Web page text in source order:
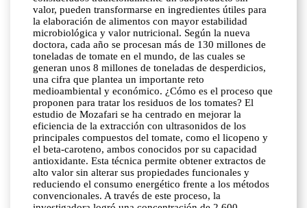
valor, pueden transformarse en ingredientes útiles para
la elaboración de alimentos con mayor estabilidad
microbiológica y valor nutricional. Según la nueva
doctora, cada año se procesan más de 130 millones de
toneladas de tomate en el mundo, de las cuales se
generan unos 8 millones de toneladas de desperdicios,
una cifra que plantea un importante reto
medioambiental y económico. ¿Cómo es el proceso que
proponen para tratar los residuos de los tomates? El
estudio de Mozafari se ha centrado en mejorar la
eficiencia de la extracción con ultrasonidos de los
principales compuestos del tomate, como el licopeno y
el beta-caroteno, ambos conocidos por su capacidad
antioxidante. Esta técnica permite obtener extractos de
alto valor sin alterar sus propiedades funcionales y
reduciendo el consumo energético frente a los métodos
convencionales. A través de este proceso, la